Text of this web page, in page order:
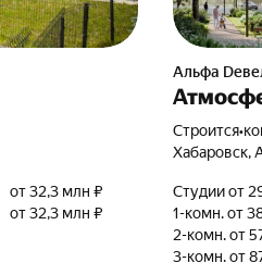
от 32,3 млн ₽
от 32,3 млн ₽
альфа
Строится•
Хабаровск,
Студии от
1-комн. от
2-комн. от
3-комн. от